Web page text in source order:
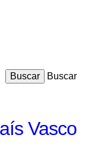
Buscar
Vasco